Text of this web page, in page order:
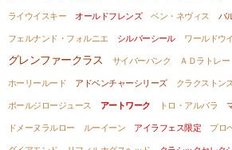
ライウイスキー オールドフレンズ ベン・ネヴィス バ
フェルナンド・フォルニエ
シルバーシール ワールドウ
グレンファークラス サイバーパンク ＡＤラトレー
ホーリールード
アドベンチャーシリーズ
クラクストン
ポールジロージュース
アートワーク トロ・アルバラ
ドメーヌラルロー
ルーイーン アイラフェス限定 プロ